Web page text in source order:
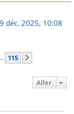
déc. 2025, 10:08
115
Aller